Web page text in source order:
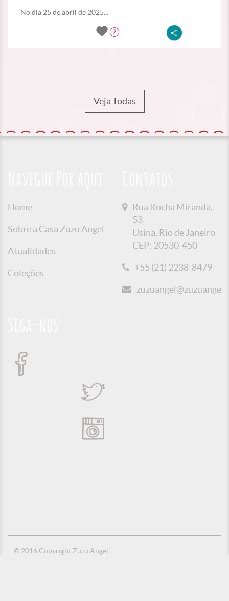
No dia 25 de abril de 2025...
7
Veja Todas
Home
Sobre a Casa Zuzu Angel
Atualidades
Coleções
Rua Rocha Miranda,
53
Usina, Rio de Janeiro
CEP: 20530-450
+55 (21) 2238-8479
© 2016 Copyright Zuzu Angel